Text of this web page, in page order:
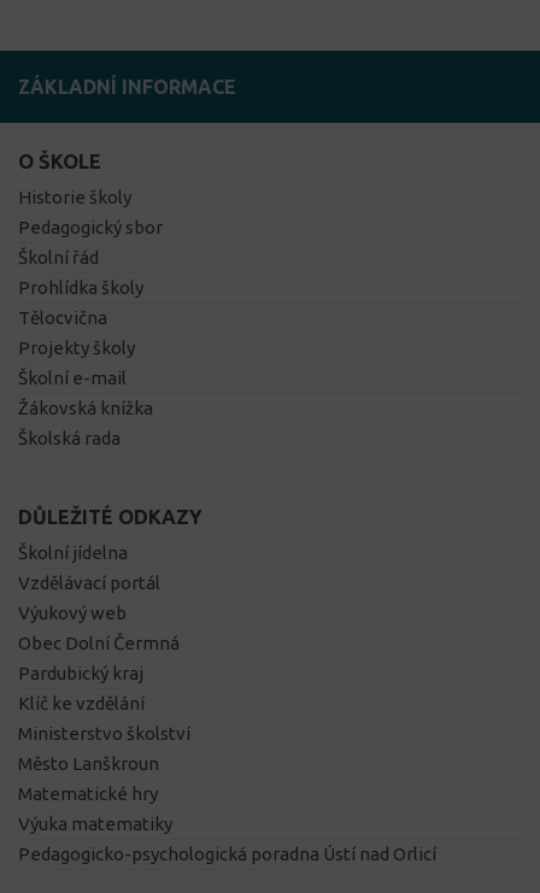
ZÁKLADNÍ INFORMACE
O ŠKOLE
Historie školy
Pedagogický sbor
Školní řád
Prohlídka školy
Tělocvična
Projekty školy
Školní e-mail
Žákovská knížka
Školská rada
DŮLEŽITÉ ODKAZY
Školní jídelna
Vzdělávací portál
Výukový web
Obec Dolní Čermná
Pardubický kraj
Klíč ke vzdělání
Ministerstvo školství
Město Lanškroun
Matematické hry
Výuka matematiky
Pedagogicko-psychologická poradna Ústí nad Orlicí